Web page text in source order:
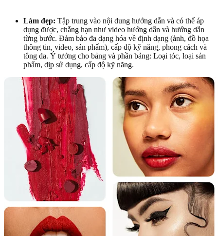
Làm đẹp: Tập trung vào nội dung hướng dẫn và có thể áp
dụng được, chẳng hạn như video hướng dẫn và hướng dẫn
từng bước. Đảm bảo đa dạng hóa về định dạng (ảnh, đồ họa
thông tin, video, sản phẩm), cấp độ kỹ năng, phong cách và
tông da. Ý tưởng cho bảng và phần bảng: Loại tóc, loại sản
phẩm, dịp sử dụng, cấp độ kỹ năng.